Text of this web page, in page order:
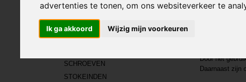
advertenties te tonen, om ons websiteverkeer te
Ik ga akkoord Wijzig mijn voorkeuren
IJZERWAREN
BOUTEN
SCHROEVEN
STOKEINDEN
Door het
Daarnaast zijn